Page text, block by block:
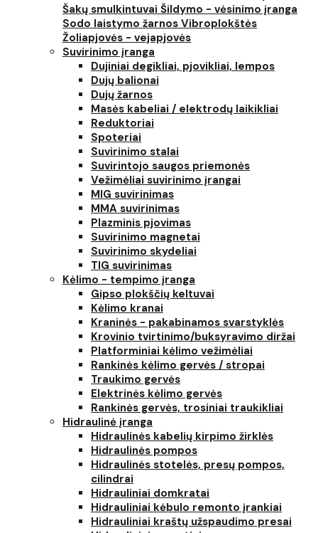
Šakų smulkintuvai Šildymo - vėsinimo įranga
Sodo laistymo žarnos Vibroplokštės
Žoliapjovės - vejapjovės
Suvirinimo įranga
Dujiniai degikliai, pjovikliai, lempos
Dujų balionai
Dujų žarnos
Masės kabeliai / elektrodų laikikliai
Reduktoriai
Spoteriai
Suvirinimo stalai
Suvirintojo saugos priemonės
Vežimėliai suvirinimo įrangai
MIG suvirinimas
MMA suvirinimas
Plazminis pjovimas
Suvirinimo magnetai
Suvirinimo skydeliai
TIG suvirinimas
Kėlimo - tempimo įranga
Gipso plokščių keltuvai
Kėlimo kranai
Kraninės - pakabinamos svarstyklės
Krovinio tvirtinimo/buksyravimo diržai
Platforminiai kėlimo vežimėliai
Rankinės kėlimo gervės / stropai
Traukimo gervės
Elektrinės kėlimo gervės
Rankinės gervės, trosiniai traukikliai
Hidraulinė įranga
Hidraulinės kabelių kirpimo žirklės
Hidraulinės pompos
Hidraulinės stotelės, presų pompos,
cilindrai
Hidrauliniai domkratai
Hidrauliniai kėbulo remonto įrankiai
Hidrauliniai kraštų užspaudimo presai